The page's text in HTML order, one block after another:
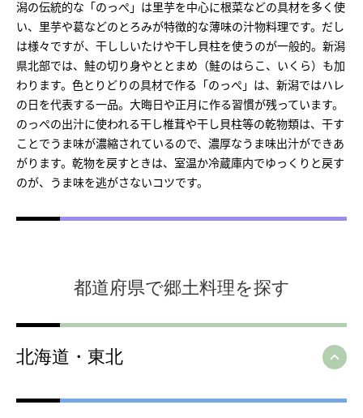
潟の伝統的な「のっぺ」は里芋を中心に根菜などの具材を多く使
い、里芋や葛などのとろみが特徴的な薄味の汁物料理です。だし
は様々ですが、干ししいたけや干し貝柱を使うのが一般的。新潟
県北部では、鮭の切り身やととまめ（鮭のはらこ、いくら）も加
わります。色とりどりの具材で作る「のっぺ」は、新潟ではハレ
の日を代表する一品。大晦日や正月に作る習慣が残っています。
のっぺの出汁に使われる干し椎茸や干し貝柱等の乾物類は、干す
ことでうま味が濃縮されているので、濃厚なうま味出汁ができあ
がります。乾物を戻すときは、室温か冷蔵庫内でゆっくりと戻す
のが、うま味を逃がさないコツです。
都道府県で郷土料理を探す
北海道・東北